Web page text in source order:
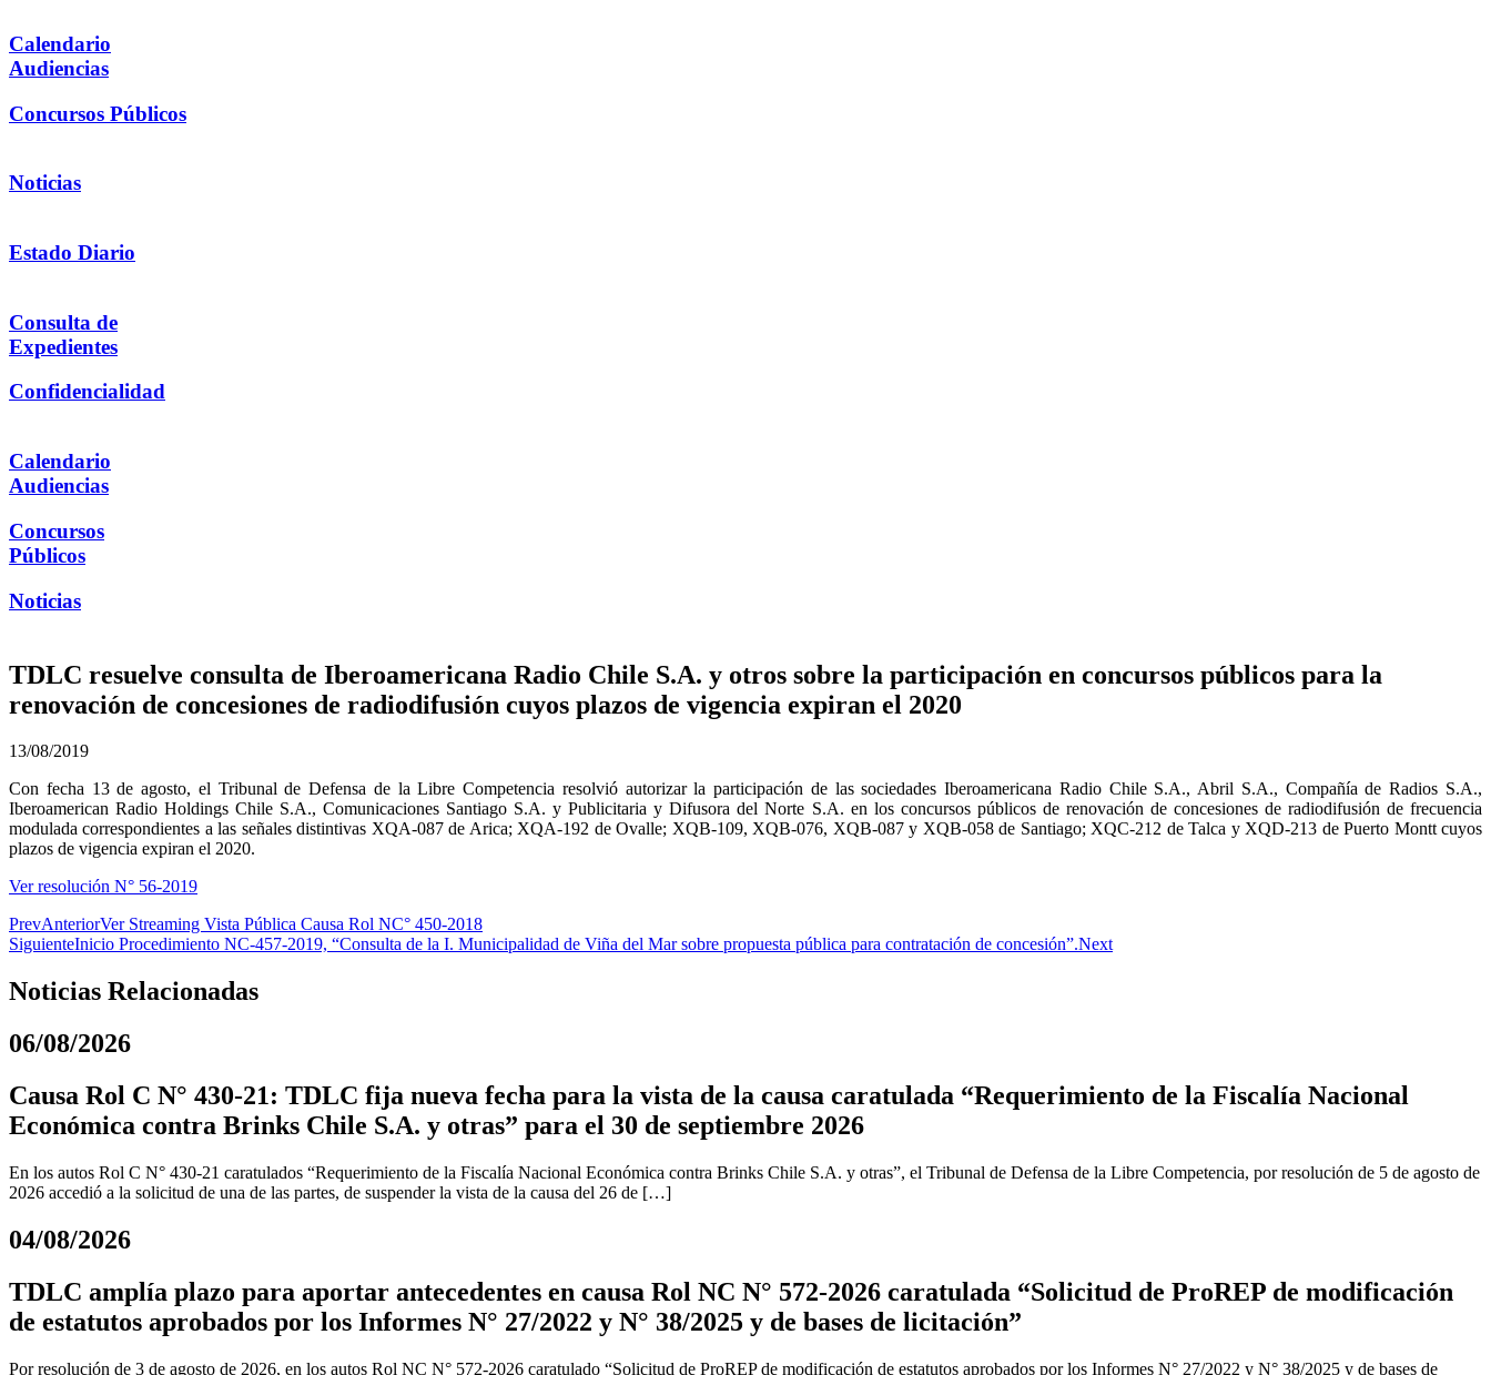
Calendario
Audiencias
Concursos Públicos
Noticias
Estado Diario
Consulta de
Expedientes
Confidencialidad
Calendario
Audiencias
Concursos
Públicos
Noticias
TDLC resuelve consulta de Iberoamericana Radio Chile S.A. y otros sobre la participación en concursos públicos para la
renovación de concesiones de radiodifusión cuyos plazos de vigencia expiran el 2020
13/08/2019
Con fecha 13 de agosto, el Tribunal de Defensa de la Libre Competencia resolvió autorizar la participación de las sociedades Iberoamericana Radio Chile S.A., Abril S.A., Compañía de Radios S.A.,
Iberoamerican Radio Holdings Chile S.A., Comunicaciones Santiago S.A. y Publicitaria y Difusora del Norte S.A. en los concursos públicos de renovación de concesiones de radiodifusión de frecuencia
modulada correspondientes a las señales distintivas XQA-087 de Arica; XQA-192 de Ovalle; XQB-109, XQB-076, XQB-087 y XQB-058 de Santiago; XQC-212 de Talca y XQD-213 de Puerto Montt cuyos
plazos de vigencia expiran el 2020.
Ver resolución N° 56-2019
PrevAnteriorVer Streaming Vista Pública Causa Rol NC° 450-2018
SiguienteInicio Procedimiento NC-457-2019, “Consulta de la I. Municipalidad de Viña del Mar sobre propuesta pública para contratación de concesión”.Next
Noticias Relacionadas
06/08/2026
Causa Rol C N° 430-21: TDLC fija nueva fecha para la vista de la causa caratulada “Requerimiento de la Fiscalía Nacional
Económica contra Brinks Chile S.A. y otras” para el 30 de septiembre 2026
En los autos Rol C N° 430-21 caratulados “Requerimiento de la Fiscalía Nacional Económica contra Brinks Chile S.A. y otras”, el Tribunal de Defensa de la Libre Competencia, por resolución de 5 de agosto de
2026 accedió a la solicitud de una de las partes, de suspender la vista de la causa del 26 de […]
04/08/2026
TDLC amplía plazo para aportar antecedentes en causa Rol NC N° 572-2026 caratulada “Solicitud de ProREP de modificación
de estatutos aprobados por los Informes N° 27/2022 y N° 38/2025 y de bases de licitación”
Por resolución de 3 de agosto de 2026, en los autos Rol NC N° 572-2026 caratulado “Solicitud de ProREP de modificación de estatutos aprobados por los Informes N° 27/2022 y N° 38/2025 y de bases de